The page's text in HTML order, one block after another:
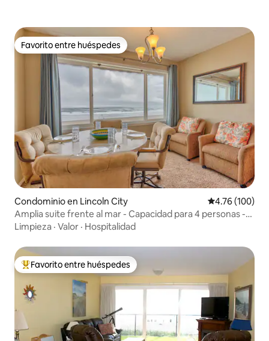
Favorito entre huéspedes
Favorito entre huéspedes
Condominio en Lincoln City Calificación
4.76 (100)
Amplia suite frente al mar - Capacidad para 4 personas -
Último piso -
Limpieza · Valor · Hospitalidad
De los mejores en Favorito entre huéspedes
Favorito entre huéspedes